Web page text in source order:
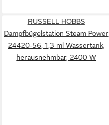
RUSSELL HOBBS
Dampfbügelstation Steam Power
24420-56, 1,3 ml Wassertank,
herausnehmbar, 2400 W